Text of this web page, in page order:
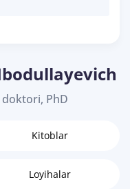
PhD
Kitoblar
Loyihalar